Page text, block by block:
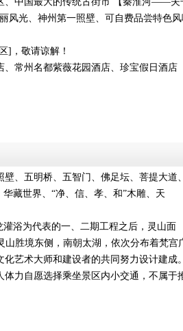
风光、神州第一照壁、可自费品尝特色
]，敬请谅解！
常州名都紫薇花园酒店、珍宝假日酒店
、五明桥、五智门、佛足坛、菩提大道、
藏世界、“净、信、孝、和”木雕、天
浴为代表的一、二期工程之后，灵山面
胜境东侧，南朝太湖，依次分布着梵宫
艺术大师和建设者的共同努力设计建成。
力自愿选择乘坐景区内小交通，不属于